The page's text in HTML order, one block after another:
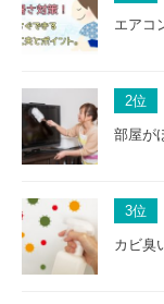
エアコ
2位
部屋が
3位
カビ臭